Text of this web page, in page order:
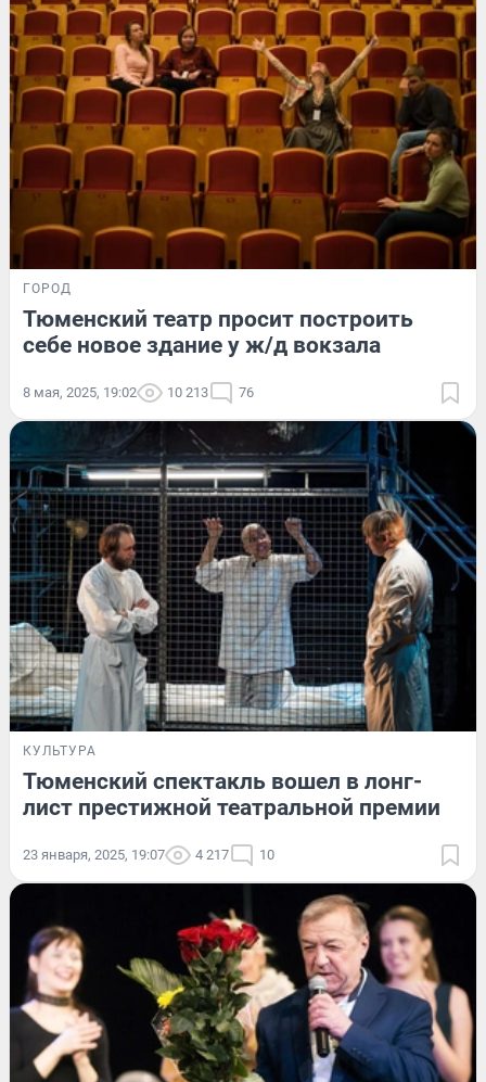
ГОРОД
Тюменский театр просит построить
себе новое здание у ж/д вокзала
8 мая, 2025, 19:02 10 213 76
КУЛЬТУРА
Тюменский спектакль вошел в лонг-
лист престижной театральной премии
23 января, 2025, 19:07 4 217 10